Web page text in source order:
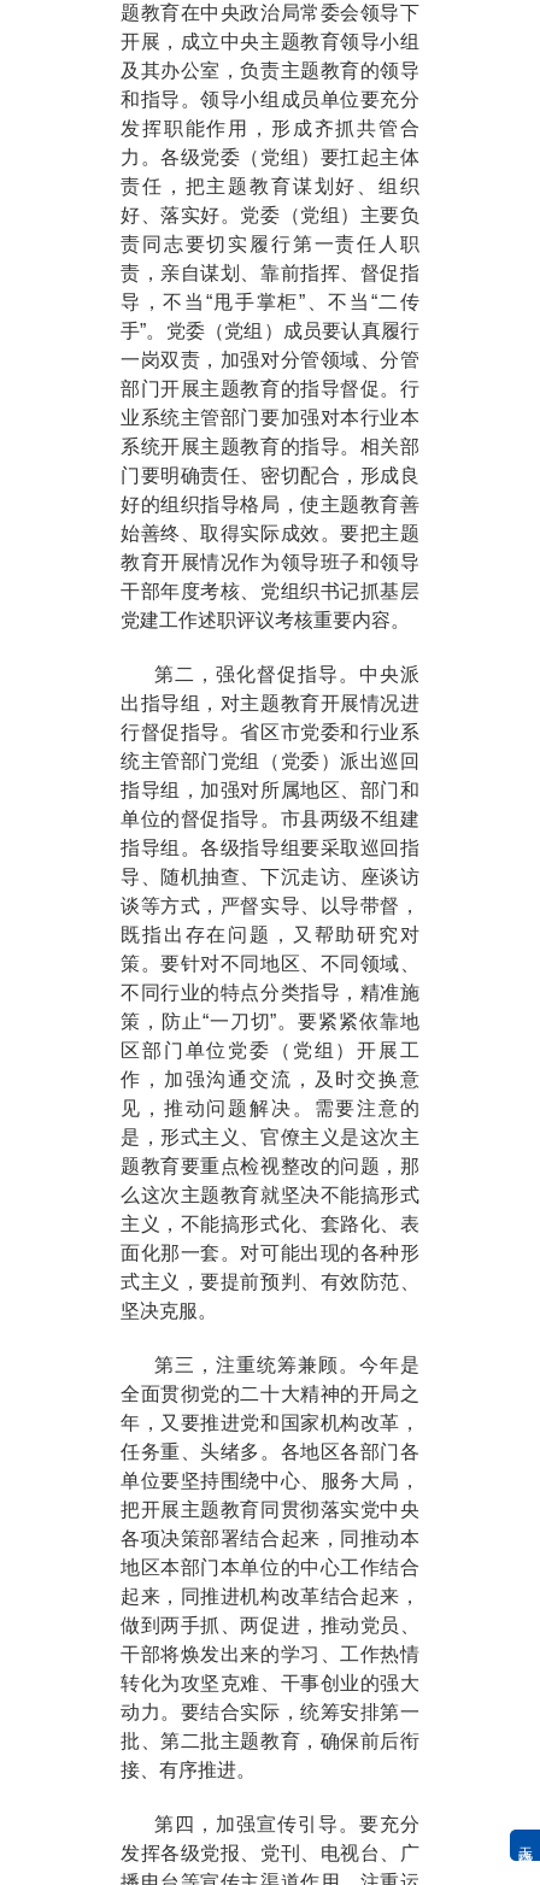
题教育在中央政治局常委会领导下
开展，成立中央主题教育领导小组
及其办公室，负责主题教育的领导
和指导。领导小组成员单位要充分
发挥职能作用，形成齐抓共管合
力。各级党委（党组）要扛起主体
责任，把主题教育谋划好、组织
好、落实好。党委（党组）主要负
责同志要切实履行第一责任人职
责，亲自谋划、靠前指挥、督促指
导，不当“甩手掌柜”、不当“二传
手”。党委（党组）成员要认真履行
一岗双责，加强对分管领域、分管
部门开展主题教育的指导督促。行
业系统主管部门要加强对本行业本
系统开展主题教育的指导。相关部
门要明确责任、密切配合，形成良
好的组织指导格局，使主题教育善
始善终、取得实际成效。要把主题
教育开展情况作为领导班子和领导
干部年度考核、党组织书记抓基层
党建工作述职评议考核重要内容。
第二，强化督促指导。中央派
出指导组，对主题教育开展情况进
行督促指导。省区市党委和行业系
统主管部门党组（党委）派出巡回
指导组，加强对所属地区、部门和
单位的督促指导。市县两级不组建
指导组。各级指导组要采取巡回指
导、随机抽查、下沉走访、座谈访
谈等方式，严督实导、以导带督，
既指出存在问题，又帮助研究对
策。要针对不同地区、不同领域、
不同行业的特点分类指导，精准施
策，防止“一刀切”。要紧紧依靠地
区部门单位党委（党组）开展工
作，加强沟通交流，及时交换意
见，推动问题解决。需要注意的
是，形式主义、官僚主义是这次主
题教育要重点检视整改的问题，那
么这次主题教育就坚决不能搞形式
主义，不能搞形式化、套路化、表
面化那一套。对可能出现的各种形
式主义，要提前预判、有效防范、
坚决克服。
第三，注重统筹兼顾。今年是
全面贯彻党的二十大精神的开局之
年，又要推进党和国家机构改革，
任务重、头绪多。各地区各部门各
单位要坚持围绕中心、服务大局，
把开展主题教育同贯彻落实党中央
各项决策部署结合起来，同推动本
地区本部门本单位的中心工作结合
起来，同推进机构改革结合起来，
做到两手抓、两促进，推动党员、
干部将焕发出来的学习、工作热情
转化为攻坚克难、干事创业的强大
动力。要结合实际，统筹安排第一
批、第二批主题教育，确保前后衔
接、有序推进。
第四，加强宣传引导。要充分
发挥各级党报、党刊、电视台、广
无障碍浏览